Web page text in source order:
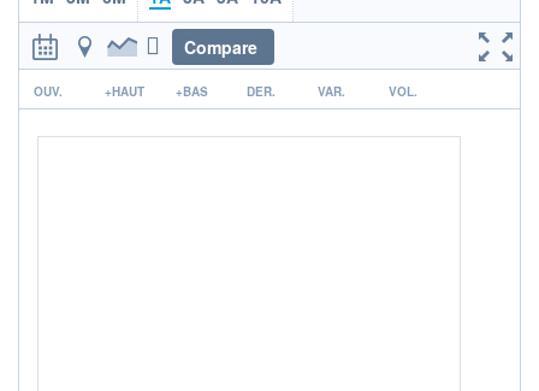
Non éligible Boursobank
ACTIF NET (EUR)
146M / 31.07.26
Compare
r
OUV. +HAUT +BAS DER. VAR. VOL.